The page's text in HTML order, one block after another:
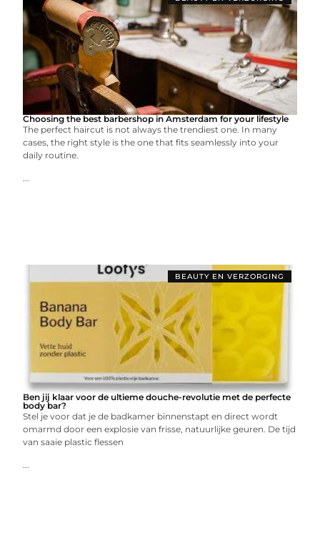
Choosing the best barbershop in Amsterdam for your lifestyle
The perfect haircut is not always the trendiest one. In many
cases, the right style is the one that fits seamlessly into your
daily routine.
...
BEAUTY EN VERZORGING
Ben jij klaar voor de ultieme douche-revolutie met de perfecte
body bar?
Stel je voor dat je de badkamer binnenstapt en direct wordt
omarmd door een explosie van frisse, natuurlijke geuren. De tijd
van saaie plastic flessen
...